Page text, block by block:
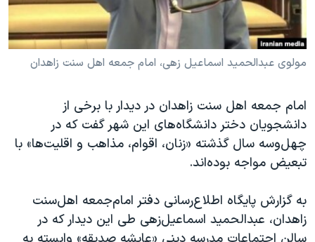
گالری عکس
آرشیو پخش زنده
اعتراضات زن، زندگی، آزادی
مجموعه مستندهای دادخواهی
دادگاه حمید نوری
چهل سال گروگان‌گیری
قانون شفافیت دارائی کادر رهبری ایران
اسرائیل در جنگ
نرگس محمدی برنده جایزه نوبل صلح
مولوی عبدالحمید اسماعیل زهی، امام جمعه اهل سنت زاهدان
امام جمعه اهل سنت زاهدان در دیدار با برخی از
دانشجویان دختر دانشگاه‌های این شهر گفت که در
چهل‌و‌سه ‌سال گذشته «زنان، اقوام، مذاهب و اقلیت‌ها» با
تبعیض مواجه بوده‌اند.
به گزارش پایگاه اطلاع‌رسانی دفتر امام‌جمعه اهل‌سنت
زاهدان، عبدالحمید اسماعیل‌زهی طی این دیدار که در